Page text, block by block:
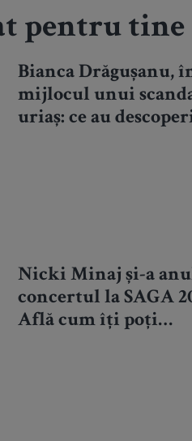
pentru tine
Bianca Drăgușanu,
mijlocul unui
uriaș: ce au
Nicki Minaj și-a
concertul la SAGA
Află cum îți poți